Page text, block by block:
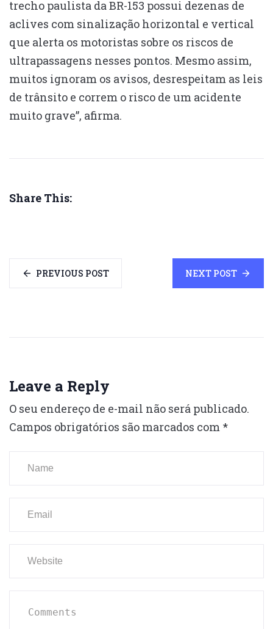
trecho paulista da BR-153 possui dezenas de
aclives com sinalização horizontal e vertical
que alerta os motoristas sobre os riscos de
ultrapassagens nesses pontos. Mesmo assim,
muitos ignoram os avisos, desrespeitam as leis
de trânsito e correm o risco de um acidente
muito grave”, afirma.
Share This:
PREVIOUS POST NEXT POST
Leave a Reply
O seu endereço de e-mail não será publicado.
Campos obrigatórios são marcados com *